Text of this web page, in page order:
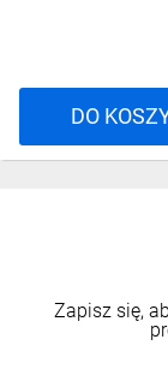
DO
Zapisz się,